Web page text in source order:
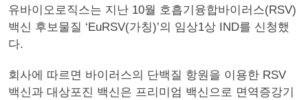
유바이오로직스는 지난 10월 호흡기융합바이러스(RSV)
백신 후보물질 ‘EuRSV(가칭)’의 임상1상 IND를 신청했
다.
회사에 따르면 바이러스의 단백질 항원을 이용한 RSV
백신과 대상포진 백신은 프리미엄 백신으로 면역증강기